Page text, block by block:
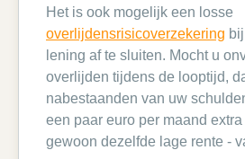
Het is ook mogelijk een losse
overlijdensrisicoverzekering
lening af te sluiten. Mocht u
overlijden tijdens de looptijd,
nabestaanden van uw
een paar euro per maand
gewoon dezelfde lage rente -